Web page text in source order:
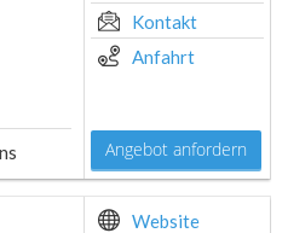
Kontakt
Anfahrt
Angebot anfordern
Website